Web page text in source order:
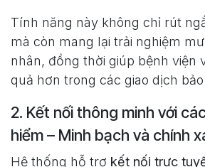
Tính năng này không chỉ rút
mà còn mang lại trải nghiệm
nhân, đồng thời giúp bệnh viện
quả hơn trong các giao dịch
2. Kết nối thông minh với
hiểm – Minh bạch và chính
Hệ thống hỗ trợ kết nối trực